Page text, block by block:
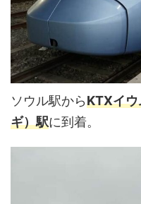
ソウル駅からKTXイウ
ギ）駅に到着。